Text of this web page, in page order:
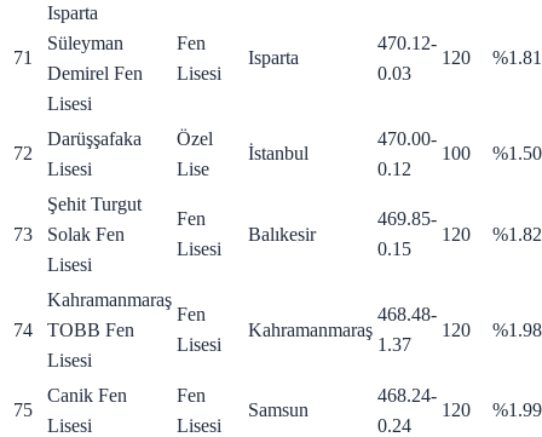
71
Isparta
Süleyman
Demirel Fen
Lisesi
Fen
Lisesi
Isparta
470.12-
0.03
120 %1.81
72
Darüşşafaka
Lisesi
Özel
Lise
İstanbul
470.00-
0.12
100 %1.50
73
Şehit Turgut
Solak Fen
Lisesi
Fen
Lisesi
Balıkesir
469.85-
0.15
120 %1.82
74
Kahramanmaraş
TOBB Fen
Lisesi
Fen
Lisesi
Kahramanmaraş
468.48-
1.37
120 %1.98
75
Canik Fen
Lisesi
Fen
Lisesi
Samsun
468.24-
0.24
120 %1.99